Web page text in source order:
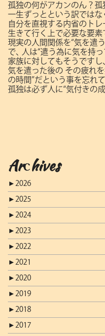
孤独の何がアカンのん？孤
一生ずっとという訳ではな
自分を直視する内省のトレ
生きて行く上で必要な要素
現実の人間関係を“気を遣
で､
人は“遣う為に気を持
家族に対してもそうですし
気を遣った後の その疲れ
の時間”だという事を忘れ
孤独は必ず人に“気付きの
Archives
► 2026
► 2025
► 2024
► 2023
► 2022
► 2021
► 2020
► 2019
► 2018
► 2017